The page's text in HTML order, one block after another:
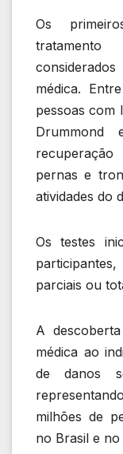
Os
médica.
pessoas com
pernas e
atividades do
Os testes
parciais ou
A
médica ao
de danos
milhões de
no Brasil e no